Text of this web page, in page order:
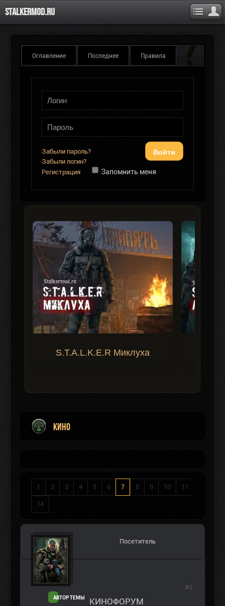
Stalkermod.ru
Оглавление Последнее Правила
Войти
Забыли пароль?
Забыли логин?
Регистрация
Запомнить меня
S.T.A.L.K.E.R Миклуха
КИНО
1 2 3 4 5 6 7 8 9 10 11
14
АВТОР ТЕМЫ
Посетитель
КИНОФОРУМ
#0